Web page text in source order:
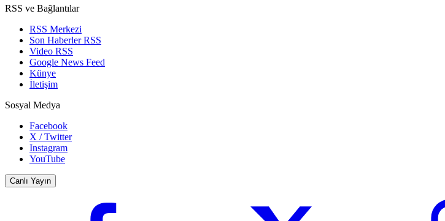
RSS ve Bağlantılar
RSS Merkezi
Son Haberler RSS
Video RSS
Google News Feed
Künye
İletişim
Sosyal Medya
Facebook
X / Twitter
Instagram
YouTube
Canlı Yayın